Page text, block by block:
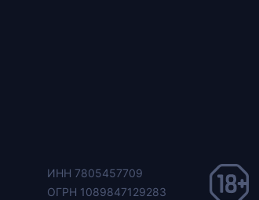
ИНН 7805457709
ОГРН 1089847129283